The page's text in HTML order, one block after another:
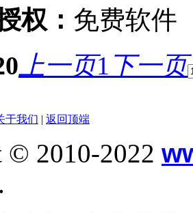
权： 免费软
上一页1 下一页
于我们 | 返回顶端
© 2010-2022